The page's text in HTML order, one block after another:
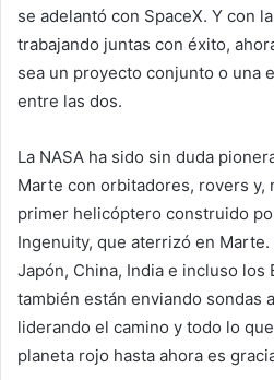
se adelantó con SpaceX. Y con
trabajando juntas con éxito,
sea un proyecto conjunto o una
entre las dos.
La NASA ha sido sin duda
Marte con orbitadores, rovers y,
primer helicóptero construido
Ingenuity, que aterrizó en
Japón, China, India e incluso los
también están enviando sondas
liderando el camino y todo lo
planeta rojo hasta ahora es